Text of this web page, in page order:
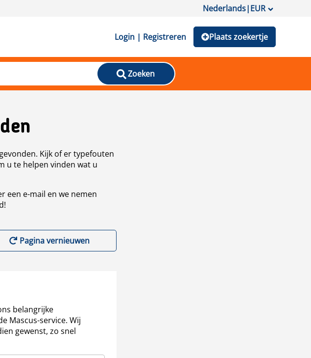
Nederlands|EUR
Login | Registreren Plaats zoekertje
Zoeken
Kijk of er typefouten
u te helpen vinden wat u
een e-mail en we nemen
Pagina vernieuwen
belangrijke
Mascus-service. Wij
gewenst, zo snel